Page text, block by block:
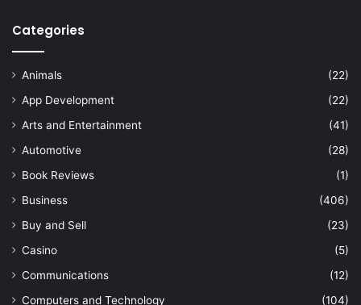
Categories
Animals
(22)
App Development
(22)
Arts and Entertainment
(41)
Automotive
(28)
Book Reviews
(1)
Business
(406)
Buy and Sell
(23)
Casino
(5)
Communications
(12)
Computers and Technology
(104)